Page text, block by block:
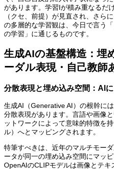
があります。学習Iが積み重なるだ
（クセ、前提）が見直され、さら
の多層的な学習観は、今日で言う
の学習」に通じるものです。
生成AIの基盤構造：埋
ーダル表現・自己教師
分散表現と埋め込み空間：AI
生成AI（Generative AI）の根幹に
分散表現があります。言語や画像
ットワークによって意味的特徴を
ル）へとマッピングされます。
特筆すべきは、近年のマルチモー
ータが同一の埋め込み空間にマッ
OpenAIのCLIPモデルは画像とテ